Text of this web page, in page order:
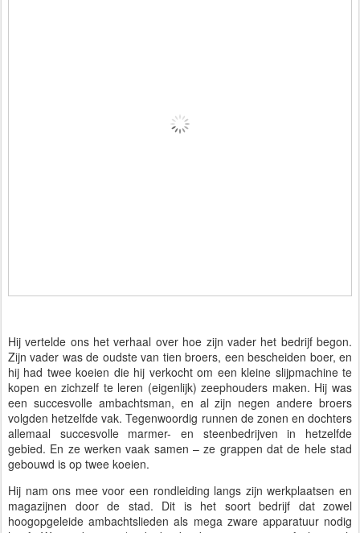
Hij vertelde ons het verhaal over hoe zijn vader het bedrijf begon.
Zijn vader was de oudste van tien broers, een bescheiden boer, en
hij had twee koeien die hij verkocht om een kleine slijpmachine te
kopen en zichzelf te leren (eigenlijk) zeephouders maken. Hij was
een succesvolle ambachtsman, en al zijn negen andere broers
volgden hetzelfde vak. Tegenwoordig runnen de zonen en dochters
allemaal succesvolle marmer- en steenbedrijven in hetzelfde
gebied. En ze werken vaak samen – ze grappen dat de hele stad
gebouwd is op twee koeien.
Hij nam ons mee voor een rondleiding langs zijn werkplaatsen en
magazijnen door de stad. Dit is het soort bedrijf dat zowel
hoogopgeleide ambachtslieden als mega zware apparatuur nodig